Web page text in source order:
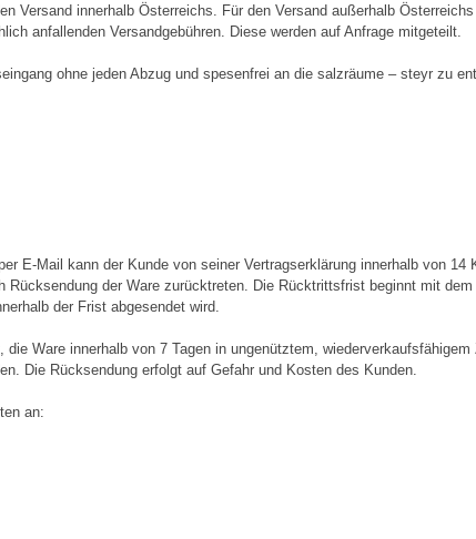
Versand innerhalb Österreichs. Für den Versand außerhalb
anfallenden Versandgebühren. Diese werden auf Anfrage mitgeteilt.
ohne jeden Abzug und spesenfrei an die salzräume – steyr zu
E-Mail kann der Kunde von seiner Vertragserklärung innerhalb von 14
der Ware zurücktreten. Die Rücktrittsfrist beginnt mit
der Frist abgesendet wird.
Ware innerhalb von 7 Tagen in ungenütztem, wiederverkaufsfähigem
Die Rücksendung erfolgt auf Gefahr und Kosten des Kunden.
an: